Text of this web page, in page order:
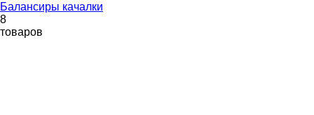
Балансиры качалки
8
товаров